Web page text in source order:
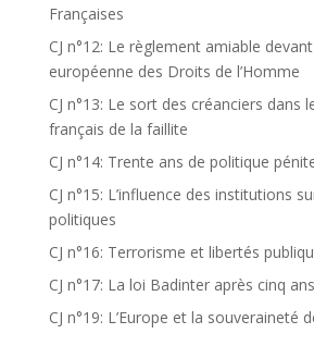
Françaises
CJ n°12: Le règlement amiable
européenne des Droits de l’Homme
CJ n°13: Le sort des créanciers dans
français de la faillite
CJ n°14: Trente ans de politique
CJ n°15: L’influence des institutions
politiques
CJ n°16: Terrorisme et libertés
CJ n°17: La loi Badinter après cinq
CJ n°19: L’Europe et la souveraineté